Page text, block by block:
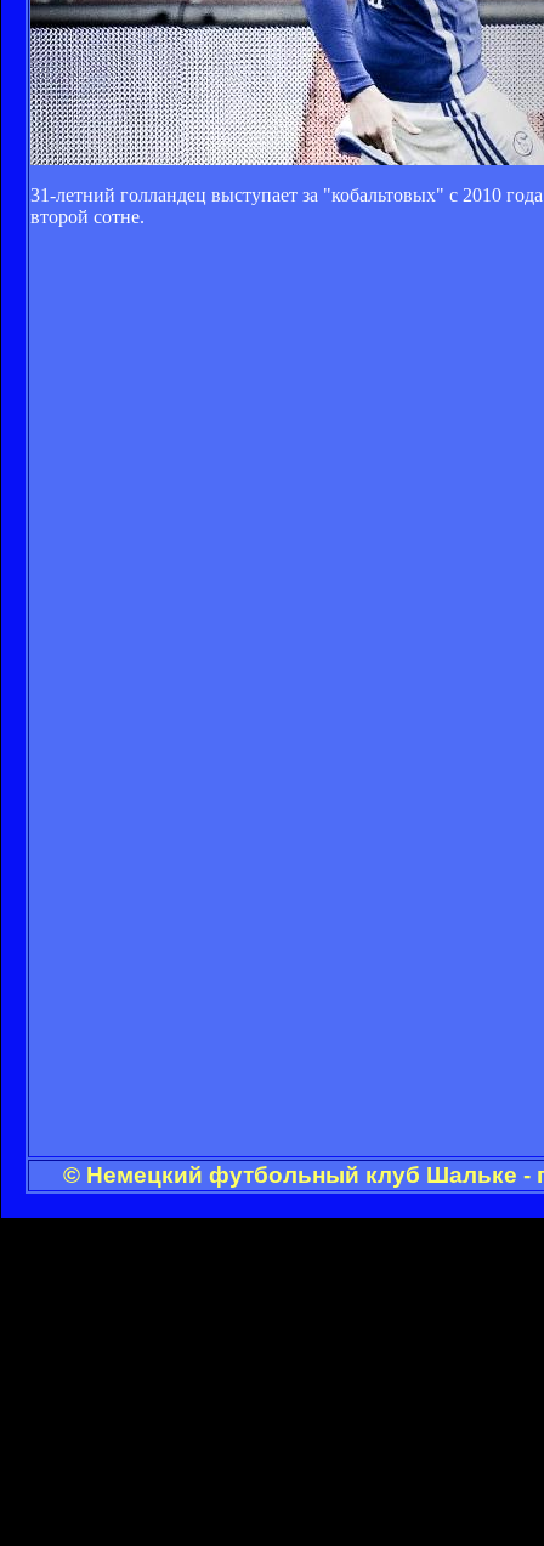
31-летний голландец выступает за "кобальтовых" с 2010
второй сотне.
© Немецкий футбольный клуб Шальке -